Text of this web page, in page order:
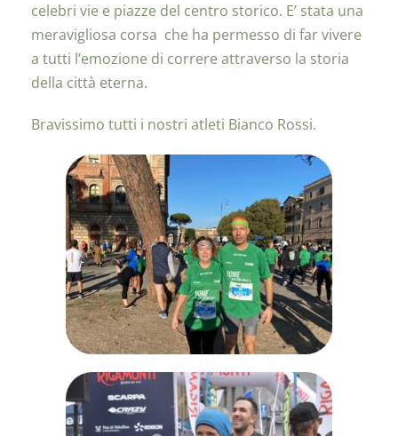
celebri vie e piazze del centro storico. E’ stata una
meravigliosa corsa che ha permesso di far vivere
a tutti l’emozione di correre attraverso la storia
della città eterna.
Bravissimo tutti i nostri atleti Bianco Rossi.